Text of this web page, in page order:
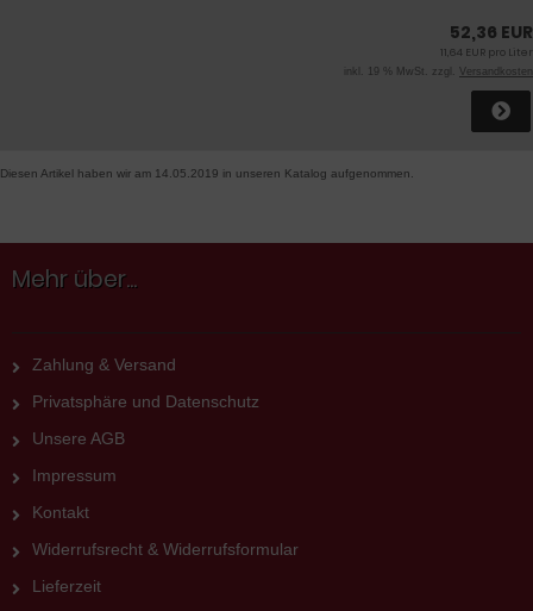
52,36 EUR
11,64 EUR pro Liter
inkl. 19 % MwSt. zzgl. Versandkosten
Diesen Artikel haben wir am 14.05.2019 in unseren Katalog aufgenommen.
Mehr über...
Zahlung & Versand
Privatsphäre und Datenschutz
Unsere AGB
Impressum
Kontakt
Widerrufsrecht & Widerrufsformular
Lieferzeit